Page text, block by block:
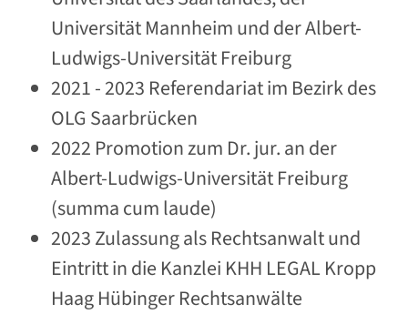
Universität Mannheim und der Albert-
Ludwigs-Universität Freiburg
2021 - 2023 Referendariat im Bezirk des
OLG Saarbrücken
2022 Promotion zum Dr. jur. an der
Albert-Ludwigs-Universität Freiburg
(summa cum laude)
2023 Zulassung als Rechtsanwalt und
Eintritt in die Kanzlei KHH LEGAL Kropp
Haag Hübinger Rechtsanwälte